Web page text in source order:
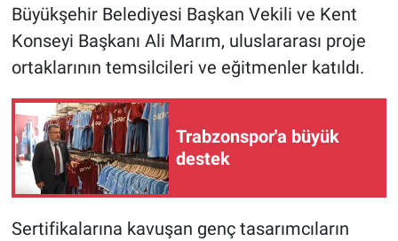
Büyükşehir Belediyesi Başkan Vekili ve Kent
Konseyi Başkanı Ali Marım, uluslararası proje
ortaklarının temsilcileri ve eğitmenler katıldı.
Trabzonspor'a büyük
destek
Sertifikalarına kavuşan genç tasarımcıların